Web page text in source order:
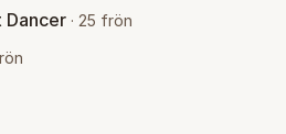
Dancer · 25 frön